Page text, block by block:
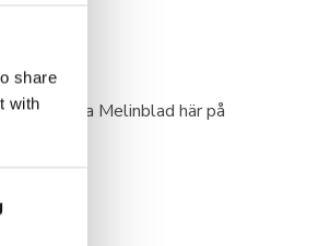
share
with
du till alla Melinblad här på